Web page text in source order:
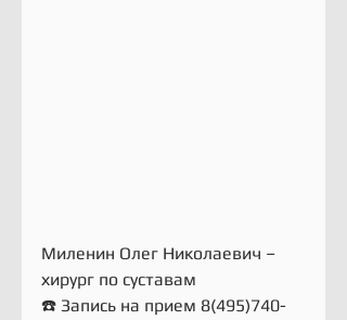
Миленин Олег Николаевич –
хирург по суставам
☎️ Запись на прием 8(495)740-